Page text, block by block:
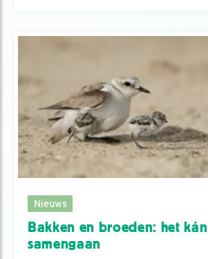
Nieuws
Bakken en broeden: het kán
samengaan